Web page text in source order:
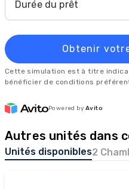
Durée du prêt
Obtenir
Cette simulation est à titre
bénéficier de conditions
Powered by Avito
Autres unités dans
Unités disponibles2